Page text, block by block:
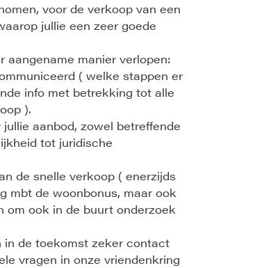
voor de verkoop van een
jullie een zeer goede
manier verlopen:
( welke stappen er
info met betrekking tot alle
).
aanbod, zowel betreffende
tot juridische
de snelle verkoop ( enerzijds
mbt de woonbonus, maar ook
om ook in de buurt onderzoek
in de toekomst zeker contact
vragen in onze vriendenkring